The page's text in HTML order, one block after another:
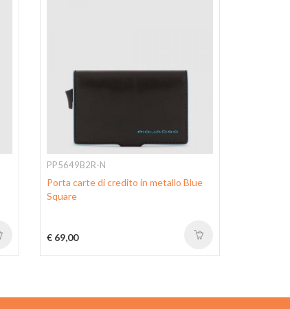
PP5649B2R-N
Porta carte di credito in metallo Blue
Square
€ 69,00